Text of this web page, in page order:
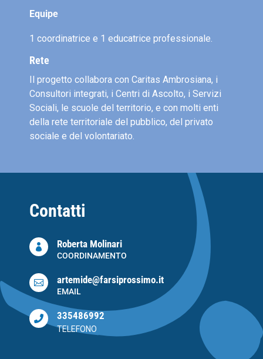
Equipe
1 coordinatrice e 1 educatrice professionale.
Rete
Il progetto collabora con Caritas Ambrosiana, i
Consultori integrati, i Centri di Ascolto, i Servizi
Sociali, le scuole del territorio, e con molti enti
della rete territoriale del pubblico, del privato
sociale e del volontariato.
Contatti
 Roberta Molinari
COORDINAMENTO
 artemide@farsiprossimo.it
EMAIL
 335486992
TELEFONO